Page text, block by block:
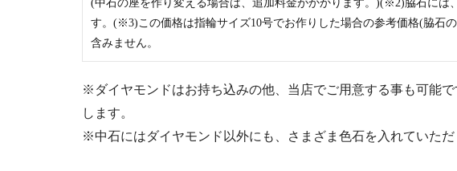
(中石の座を作り変える場合は、追加料金がかかります。)(※2)脇石には
す。(※3)この価格は指輪サイズ10号でお作りした場合の参考価格(脇石
含みません。
※ダイヤモンドはお持ち込みの他、当店でご用意する事も可能
します。
※中石にはダイヤモンド以外にも、さまざま色石を入れていただ